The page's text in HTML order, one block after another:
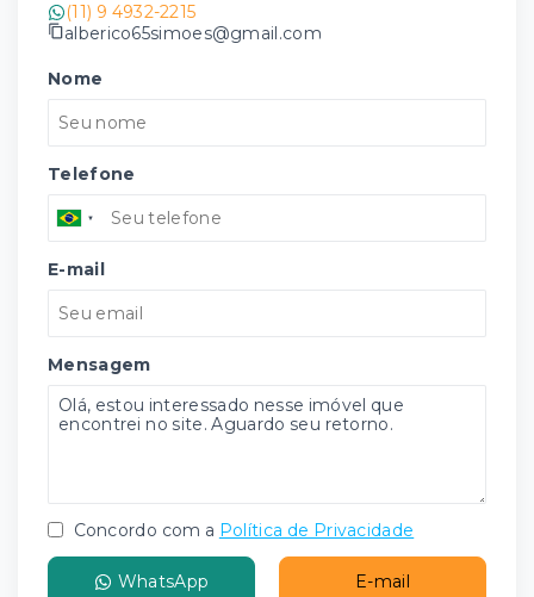
(11) 9 4932-2215
alberico65simoes@gmail.com
Nome
Telefone
E-mail
Mensagem
Concordo com a Política de Privacidade
WhatsApp E-mail